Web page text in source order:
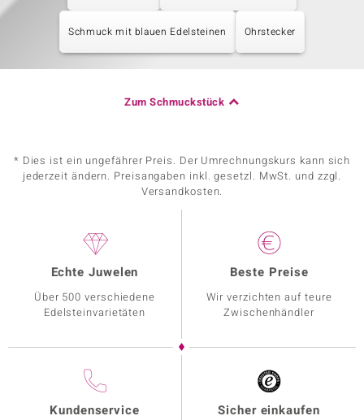
Schmuck mit blauen Edelsteinen Ohrstecker
Zum Schmuckstück
* Dies ist ein ungefährer Preis. Der Umrechnungskurs kann sich
jederzeit ändern. Preisangaben inkl. gesetzl. MwSt. und zzgl.
Versandkosten.
Echte Juwelen
Über 500 verschiedene
Edelsteinvarietäten
Beste Preise
Wir verzichten auf teure
Zwischenhändler
Kundenservice Sicher einkaufen